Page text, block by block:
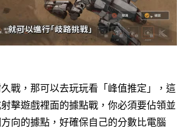
戰，那可以去玩玩看「峰值推定」， 這
擊遊戲裡面的據點戰， 你必須要佔領並
向的據點，好確保自己的分數比電腦